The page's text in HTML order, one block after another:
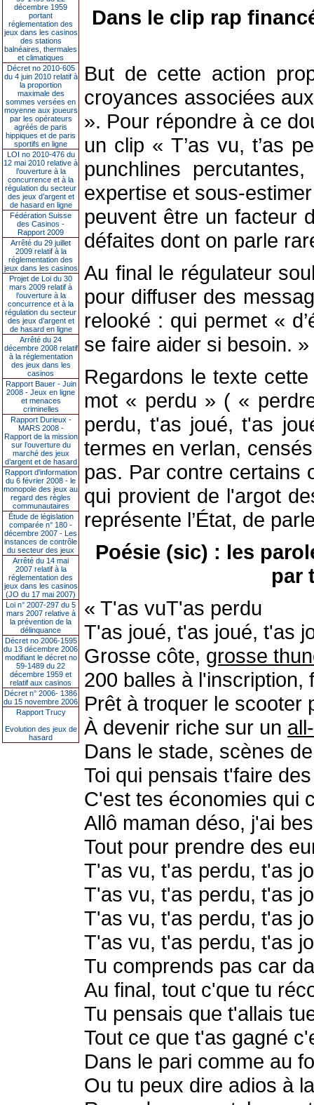
décembre 1959
portant
réglementation des
jeux dans les casinos
des stations
balnéaires, thermales
et climatiques
Décret no 2010-605
du 4 juin 2010 relatif à
la proportion
maximale des
sommes versées en
moyenne aux joueurs
par les opérateurs
agréés de paris
hippiques et de paris
sportifs en ligne
LOI no 2010-476 du
12 mai 2010 relative à
l’ouverture à la
concurrence et à la
régulation du secteur
des jeux d’argent et
de hasard en ligne
Fédération Suisse
des Casinos -
Rapport 2009
Arrêté du 29 juillet
2009 relatif à la
réglementation des
jeux dans les casinos
Projet de Loi du 30
mars 2009 relatif à
l’ouverture à la
concurrence et à la
régulation du secteur
des jeux d’argent et
de hasard en ligne
Arrêté du 24
décembre 2008 relatif
à la réglementation
des jeux dans les
casinos
Rapport Bauer - Juin
2008 - Jeux en ligne
et menaces
criminelles
Rapport Durieux -
MARS 2008 -
Rapport de la mission
sur l’ouverture du
marché des jeux
d’argent et de hasard
Rapport d'information
du 6 février 2008 - le
monopole des jeux au
regard des règles
communautaires
Étude de législation
comparée n° 180 -
décembre 2007 - Les
instances de contrôle
du secteur des jeux
Arrêté du 14 mai
2007 relatif à la
réglementation des
jeux dans les casinos
(JO du 17 mai 2007)
Loi n° 2007-297 du 5
mars 2007 relative à
la prévention de la
délinquance
Décret no 2006-1595
du 13 décembre 2006
modifiant le décret no
59-1489 du 22
décembre 1959 et
relatif aux casinos
Décret n° 2006- 1386
du 15 novembre 2006
Rapport Trucy
Evolution des jeux de
hasard
Dans le clip rap
But de cette action
croyances associées
». Pour répondre à ce
un clip « T’as vu, t’as
punchlines
expertise et sous-
peuvent être un facteur
défaites dont on parle
Au final le régulateur
pour diffuser des
relooké : qui permet «
se faire aider si besoin. »
Regardons le texte
mot « perdu » ( «
perdu, t'as joué, t'as
termes en verlan,
pas. Par contre certains
qui provient de l'argot
représente l’État, de
Poésie (sic) : les
par
« T'as vuT'as perdu
T'as joué, t'as joué, t'as
Grosse côte, grosse
200 balles à l'inscription,
Prêt à troquer le scooter
À devenir riche sur un
Dans le stade, scènes
Toi qui pensais t'faire
C'est tes économies qui
Allô maman déso, j'ai
Tout pour prendre des
T'as vu, t'as perdu, t'as
T'as vu, t'as perdu, t'as
T'as vu, t'as perdu, t'as
T'as vu, t'as perdu, t'as
Tu comprends pas car
Au final, tout c'que tu
Tu pensais que t'allais
Tout ce que t'as gagné
Dans le pari comme au
Ou tu peux dire adios à